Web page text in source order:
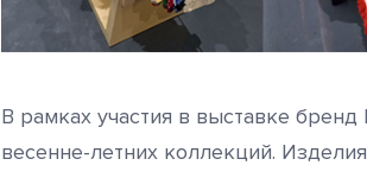
В рамках участия в выставке
весенне-летних коллекций.